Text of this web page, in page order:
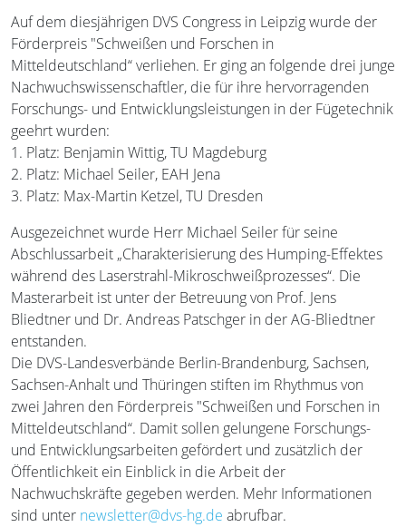
Auf dem diesjährigen DVS Congress in Leipzig wurde der
Förderpreis "Schweißen und Forschen in
Mitteldeutschland“ verliehen. Er ging an folgende drei junge
Nachwuchswissenschaftler, die für ihre hervorragenden
Forschungs- und Entwicklungsleistungen in der Fügetechnik
geehrt wurden:
1. Platz: Benjamin Wittig, TU Magdeburg
2. Platz: Michael Seiler, EAH Jena
3. Platz: Max-Martin Ketzel, TU Dresden
Ausgezeichnet wurde Herr Michael Seiler für seine
Abschlussarbeit „Charakterisierung des Humping-Effektes
während des Laserstrahl-Mikroschweißprozesses“. Die
Masterarbeit ist unter der Betreuung von Prof. Jens
Bliedtner und Dr. Andreas Patschger in der AG-Bliedtner
entstanden.
Die DVS-Landesverbände Berlin-Brandenburg, Sachsen,
Sachsen-Anhalt und Thüringen stiften im Rhythmus von
zwei Jahren den Förderpreis "Schweißen und Forschen in
Mitteldeutschland“. Damit sollen gelungene Forschungs-
und Entwicklungsarbeiten gefördert und zusätzlich der
Öffentlichkeit ein Einblick in die Arbeit der
Nachwuchskräfte gegeben werden. Mehr Informationen
sind unter newsletter@dvs-hg.de abrufbar.